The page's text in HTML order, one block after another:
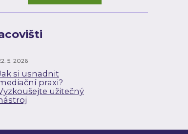
5. 2026
si usnadnit
praxi?
užitečný